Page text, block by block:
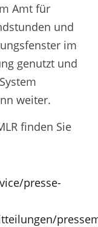
Amt für
und
im
genutzt und
weiter.
finden Sie
presse-